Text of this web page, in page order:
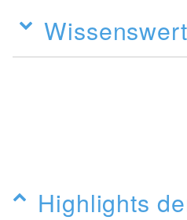
Highlights